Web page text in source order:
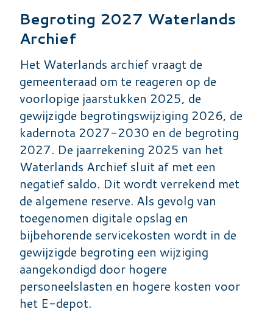
Begroting 2027 Waterlands
Archief
Het Waterlands archief vraagt de
gemeenteraad om te reageren op de
voorlopige jaarstukken 2025, de
gewijzigde begrotingswijziging 2026, de
kadernota 2027-2030 en de begroting
2027. De jaarrekening 2025 van het
Waterlands Archief sluit af met een
negatief saldo. Dit wordt verrekend met
de algemene reserve. Als gevolg van
toegenomen digitale opslag en
bijbehorende servicekosten wordt in de
gewijzigde begroting een wijziging
aangekondigd door hogere
personeelslasten en hogere kosten voor
het E-depot.